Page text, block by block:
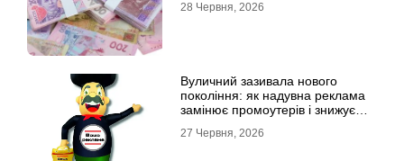
28 Червня, 2026
Вуличний зазивала нового
покоління: як надувна реклама
замінює промоутерів і знижує
27 Червня, 2026